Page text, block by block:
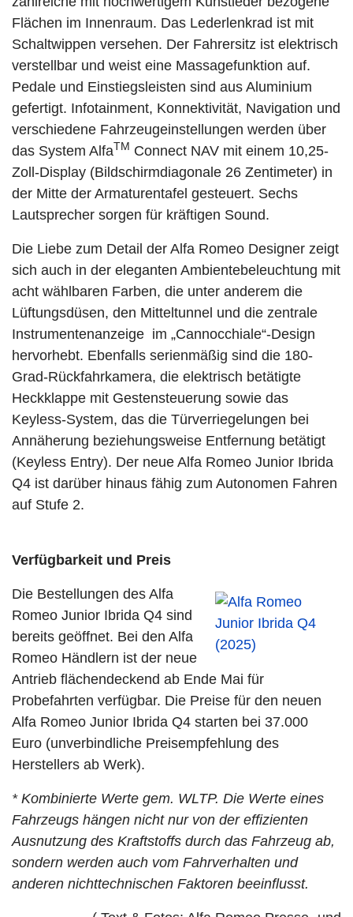
Flächen im Innenraum. Das Lederlenkrad ist mit
Schaltwippen versehen. Der Fahrersitz ist elektrisch
verstellbar und weist eine Massagefunktion auf.
Pedale und Einstiegsleisten sind aus Aluminium
gefertigt. Infotainment, Konnektivität, Navigation und
verschiedene Fahrzeugeinstellungen werden über
das System AlfaTM Connect NAV mit einem 10,25-
Zoll-Display (Bildschirmdiagonale 26 Zentimeter) in
der Mitte der Armaturentafel gesteuert. Sechs
Lautsprecher sorgen für kräftigen Sound.
Die Liebe zum Detail der Alfa Romeo Designer zeigt
sich auch in der eleganten Ambientebeleuchtung mit
acht wählbaren Farben, die unter anderem die
Lüftungsdüsen, den Mitteltunnel und die zentrale
Instrumentenanzeige im „Cannocchiale“-Design
hervorhebt. Ebenfalls serienmäßig sind die 180-
Grad-Rückfahrkamera, die elektrisch betätigte
Heckklappe mit Gestensteuerung sowie das
Keyless-System, das die Türverriegelungen bei
Annäherung beziehungsweise Entfernung betätigt
(Keyless Entry). Der neue Alfa Romeo Junior Ibrida
Q4 ist darüber hinaus fähig zum Autonomen Fahren
auf Stufe 2.
Verfügbarkeit und Preis
Die Bestellungen des Alfa
Romeo Junior Ibrida Q4 sind
bereits geöffnet. Bei den Alfa
Romeo Händlern ist der neue
Antrieb flächendeckend ab Ende Mai für
Probefahrten verfügbar. Die Preise für den neuen
Alfa Romeo Junior Ibrida Q4 starten bei 37.000
Euro (unverbindliche Preisempfehlung des
Herstellers ab Werk).
* Kombinierte Werte gem. WLTP. Die Werte eines
Fahrzeugs hängen nicht nur von der effizienten
Ausnutzung des Kraftstoffs durch das Fahrzeug ab,
sondern werden auch vom Fahrverhalten und
anderen nichttechnischen Faktoren beeinflusst.